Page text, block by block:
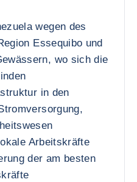
wegen des
Essequibo und
wo sich die
in den
Arbeitskräfte
der am besten